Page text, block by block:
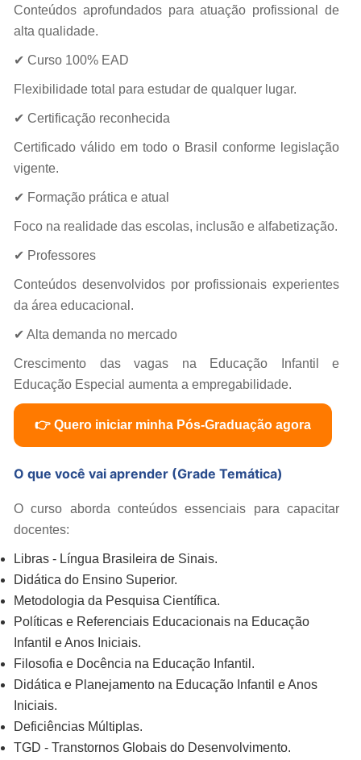
Conteúdos aprofundados para atuação profissional de
alta qualidade.
✔ Curso 100% EAD
Flexibilidade total para estudar de qualquer lugar.
✔ Certificação reconhecida
Certificado válido em todo o Brasil conforme legislação
vigente.
✔ Formação prática e atual
Foco na realidade das escolas, inclusão e alfabetização.
✔ Professores
Conteúdos desenvolvidos por profissionais experientes
da área educacional.
✔ Alta demanda no mercado
Crescimento das vagas na Educação Infantil e
Educação Especial aumenta a empregabilidade.
👉 Quero iniciar minha Pós-Graduação agora
O que você vai aprender (Grade Temática)
O curso aborda conteúdos essenciais para capacitar
docentes:
Libras - Língua Brasileira de Sinais.
Didática do Ensino Superior.
Metodologia da Pesquisa Científica.
Políticas e Referenciais Educacionais na Educação
Infantil e Anos Iniciais.
Filosofia e Docência na Educação Infantil.
Didática e Planejamento na Educação Infantil e Anos
Iniciais.
Deficiências Múltiplas.
TGD - Transtornos Globais do Desenvolvimento.